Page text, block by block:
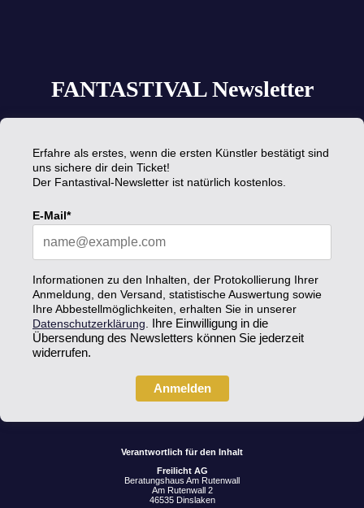
FANTASTIVAL Newsletter
Erfahre als erstes, wenn die ersten Künstler bestätigt sind
uns sichere dir dein Ticket!
Der Fantastival-Newsletter ist natürlich kostenlos.
E-Mail*
Informationen zu den Inhalten, der Protokollierung Ihrer
Anmeldung, den Versand, statistische Auswertung sowie
Ihre Abbestellmöglichkeiten, erhalten Sie in unserer
Datenschutzerklärung
Ihre Einwilligung in die
Übersendung des Newsletters können Sie jederzeit
widerrufen.
Anmelden
Verantwortlich für den Inhalt
Freilicht AG
Beratungshaus Am Rutenwall
Am Rutenwall 2
46535 Dinslaken